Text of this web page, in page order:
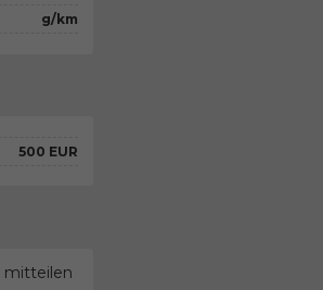
g/km
500 EUR
mitteilen